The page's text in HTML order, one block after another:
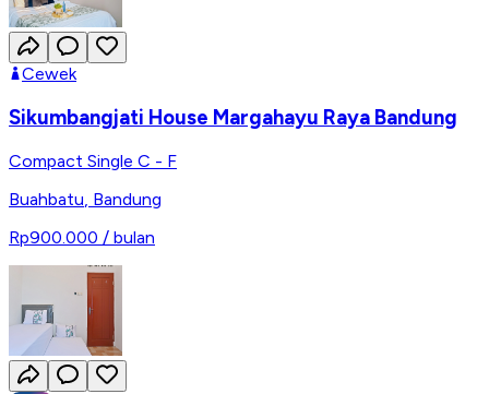
Cewek
Sikumbangjati House Margahayu Raya Bandung
Compact Single C - F
Buahbatu, Bandung
Rp900.000 / bulan